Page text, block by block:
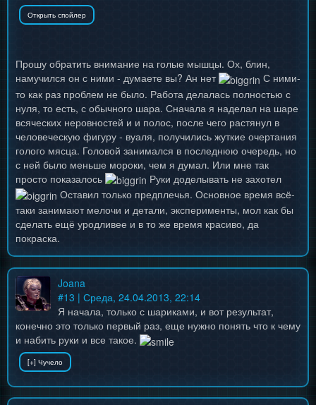
Прошу обратить внимание на голые мышцы. Ох, блин,
намучился он с ними - думаете вы? Ан нет
С ними-
то как раз проблем не было. Работа делалась полностью с
нуля, то есть, с обычного шара. Сначала я наделал на шаре
всяческих неровностей и и полос, после чего растянул в
человеческую фигуру - вуаля, получились жуткие очертания
голого мясца. Головой занимался в последнюю очередь, но
с ней было меньше мороки, чем я думал. Или мне так
просто показалось
Руки доделывать не захотел
Оставил только предплечья. Основное время всё-
таки занимают мелочи и детали, эксперименты, мол как бы
сделать ещё уродливее и в то же время красиво, да
покраска.
Joana
#13 | Среда, 24.04.2013, 22:14
Я начала, только с шариками, и вот результат,
конечно это только первый раз, еще нужно понять что к чему
и набить руки и все такое.